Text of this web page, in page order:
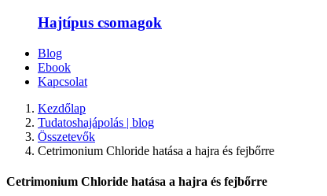
Hajtípus csomagok
Blog
Ebook
Kapcsolat
Kezdőlap
Tudatoshajápolás | blog
Összetevők
Cetrimonium Chloride hatása a hajra és fejbőrre
Cetrimonium Chloride hatása a hajra és fejbőrre